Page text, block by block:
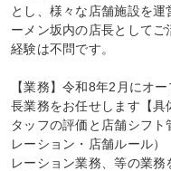
とし、様々な店舗施設を
ーメン坂内の店長として
経験は不問です。
【業務】令和8年2月にオ
長業務をお任せします【具
タッフの評価と店舗シフ
レーション・店舗ルール
レーション業務、等の業